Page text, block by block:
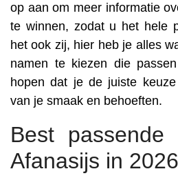
op aan om meer informatie
te winnen, zodat u het hele
het ook zij, hier heb je alles
namen te kiezen die
hopen dat je de juiste
van je smaak en behoeften.
Best
Afanasijs in 2026